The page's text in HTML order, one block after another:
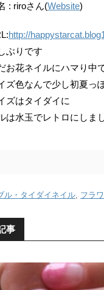
: riroさん(Website)
http://
ぶりです
お花ネイルにハマり中
ズ色なんで少し初夏っ
ズはタイダイに
は水玉でレトロにしま
ル・タイダイネイル, フラ
事